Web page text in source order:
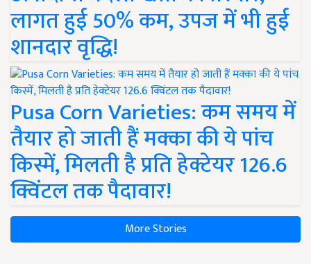
लागत हुई 50% कम, उपज में भी हुई
शानदार वृद्धि!
Pusa Corn Varieties: कम समय में
तैयार हो जाती हैं मक्का की ये पांच
किस्में, मिलती है प्रति हेक्टेयर 126.6
क्विंटल तक पैदावार!
More Stories